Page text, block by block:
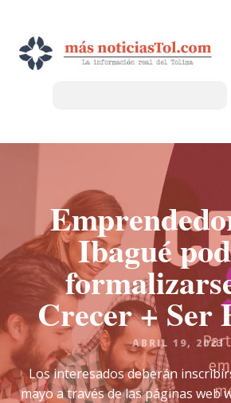
Ibagué
Crecer + Ser
ABRIL 19, 2023
Los interesados deberán
mayo a través de las páginas web